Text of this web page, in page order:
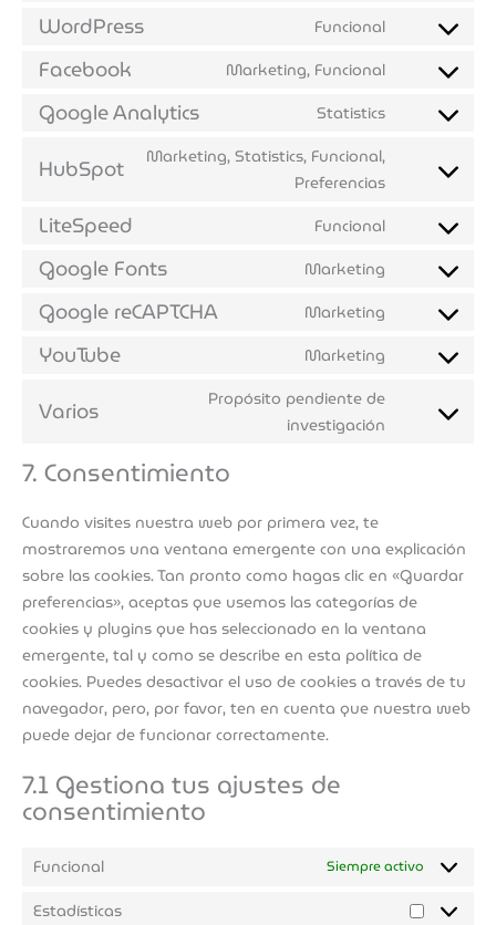
WordPress Funcional
Facebook Marketing, Funcional
Google Analytics Statistics
HubSpot
Marketing, Statistics, Funcional,
Preferencias
LiteSpeed Funcional
Google Fonts Marketing
Google reCAPTCHA Marketing
YouTube Marketing
Varios
Propósito pendiente de
investigación
7. Consentimiento
Cuando visites nuestra web por primera vez, te
mostraremos una ventana emergente con una explicación
sobre las cookies. Tan pronto como hagas clic en «Guardar
preferencias», aceptas que usemos las categorías de
cookies y plugins que has seleccionado en la ventana
emergente, tal y como se describe en esta política de
cookies. Puedes desactivar el uso de cookies a través de tu
navegador, pero, por favor, ten en cuenta que nuestra web
puede dejar de funcionar correctamente.
7.1 Gestiona tus ajustes de
consentimiento
Funcional Siempre activo
Estadísticas